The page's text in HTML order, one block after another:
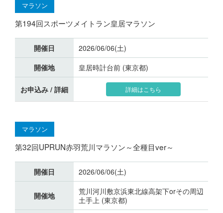
マラソン
第194回スポーツメイトラン皇居マラソン
開催日
2026/06/06(土)
開催地
皇居時計台前 (東京都)
お申込み / 詳細 詳細はこちら
マラソン
第32回UPRUN赤羽荒川マラソン～全種目ver～
開催日 2026/06/06(土)
開催地
荒川河川敷京浜東北線高架下orその周辺
土手上 (東京都)